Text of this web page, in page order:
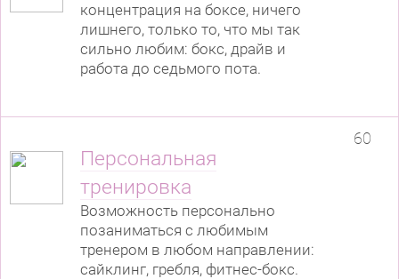
концентрация на боксе, ничего
лишнего, только то, что мы так
сильно любим: бокс, драйв и
работа до седьмого пота.
Персональная
тренировка
Возможность персонально
позаниматься с любимым
тренером в любом направлении:
сайклинг, гребля, фитнес-бокс.
60